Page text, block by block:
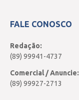
FALE CONOSCO
Redação:
(89) 99941-4737
Comercial / Anuncie:
(89) 99927-2713